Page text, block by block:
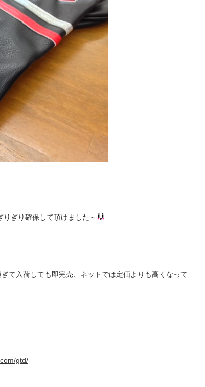
ぎり確保して頂けました～
て入荷しても即完売、ネットでは定価よりも高くなって
gtd/